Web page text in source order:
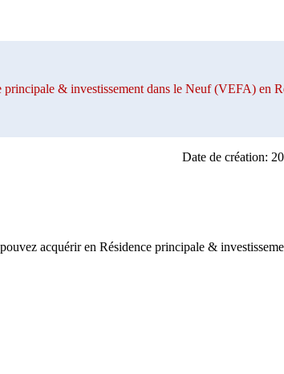
principale & investissement dans le Neuf (VEFA) en
Date de création:
acquérir en Résidence principale &